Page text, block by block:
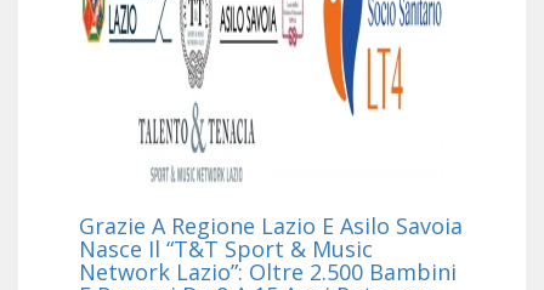
Grazie A Regione Lazio E Asilo Savoia
Nasce Il “T&T Sport & Music
Network Lazio”: Oltre 2.500 Bambini